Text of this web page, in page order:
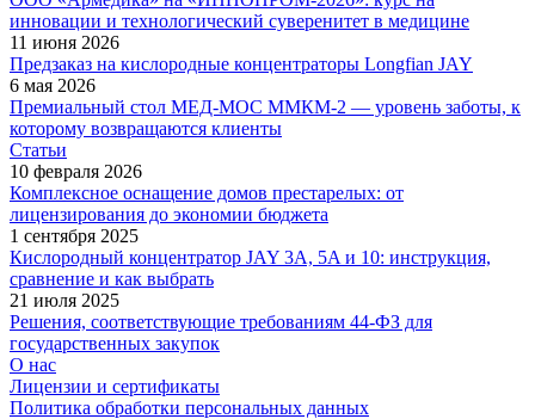
инновации и технологический суверенитет в медицине
11 июня 2026
Предзаказ на кислородные концентраторы Longfian JAY
6 мая 2026
Премиальный стол МЕД-МОС ММКМ-2 — уровень заботы, к
которому возвращаются клиенты
Статьи
10 февраля 2026
Комплексное оснащение домов престарелых: от
лицензирования до экономии бюджета
1 сентября 2025
Кислородный концентратор JAY 3A, 5A и 10: инструкция,
сравнение и как выбрать
21 июля 2025
Решения, соответствующие требованиям 44-ФЗ для
государственных закупок
О нас
Лицензии и сертификаты
Политика обработки персональных данных